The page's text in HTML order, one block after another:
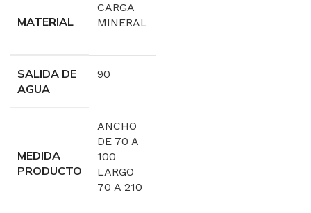
MATERIAL
CARGA
MINERAL
SALIDA DE
AGUA
90
MEDIDA
PRODUCTO
ANCHO
DE 70 A
100
LARGO
70 A 210